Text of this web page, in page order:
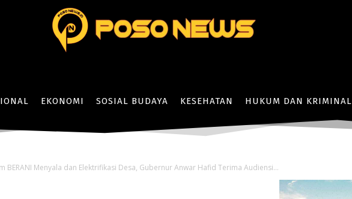
EKONOMI SOSIAL BUDAYA KESEHATAN HUKUM DAN KRIMINAL
BERANI Menyala dan Elektrifikasi Desa, Gubernur Anwar Hafid Terima Audiensi...